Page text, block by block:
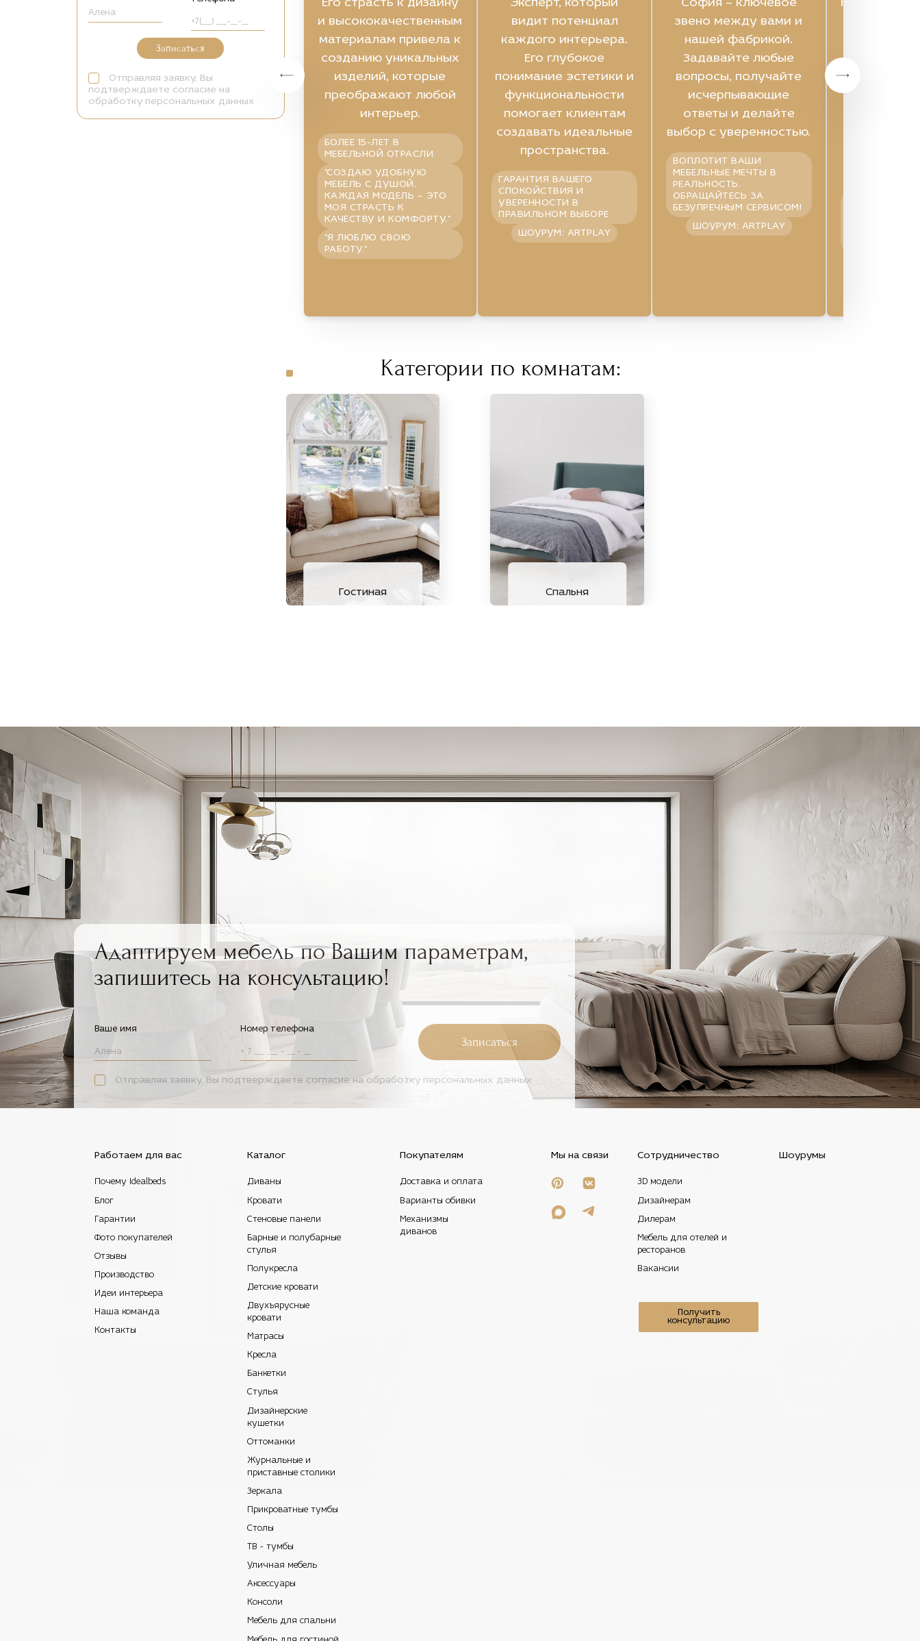
Записаться
Отправляя заявку, Вы
подтверждаете согласие на
обработку персональных данных
Его страсть к дизайну
и высококачественным
материалам привела к
созданию уникальных
изделий, которые
преображают любой
интерьер.
БОЛЕЕ 15-ЛЕТ В
МЕБЕЛЬНОЙ ОТРАСЛИ
"СОЗДАЮ УДОБНУЮ
МЕБЕЛЬ С ДУШОЙ.
КАЖДАЯ МОДЕЛЬ – ЭТО
МОЯ СТРАСТЬ К
КАЧЕСТВУ И КОМФОРТУ."
"Я ЛЮБЛЮ СВОЮ
РАБОТУ."
Эксперт, который
видит потенциал
каждого интерьера.
Его глубокое
понимание эстетики и
функциональности
помогает клиентам
создавать идеальные
пространства.
ГАРАНТИЯ ВАШЕГО
СПОКОЙСТВИЯ И
УВЕРЕННОСТИ В
ПРАВИЛЬНОМ ВЫБОРЕ
ШОУРУМ: ARTPLAY
София – ключевое
звено между вами и
нашей фабрикой.
Задавайте любые
вопросы, получайте
исчерпывающие
ответы и делайте
выбор с уверенностью.
ВОПЛОТИТ ВАШИ
МЕБЕЛЬНЫЕ МЕЧТЫ В
РЕАЛЬНОСТЬ.
ОБРАЩАЙТЕСЬ ЗА
БЕЗУПРЕЧНЫМ СЕРВИСОМ!
ШОУРУМ: ARTPLAY
Категории по комнатам:
Гостиная Спальня
Адаптируем мебель по Вашим параметрам,
запишитесь на консультацию!
Ваше имя Номер телефона
Записаться
Отправляя заявку, Вы подтверждаете согласие на обработку персональных данных
Работаем для вас
Почему Idealbeds
Блог
Гарантии
Фото покупателей
Отзывы
Производство
Идеи интерьера
Наша команда
Контакты
Каталог
Диваны
Кровати
Стеновые панели
Барные и полубарные
стулья
Полукресла
Детские кровати
Двухъярусные
кровати
Матрасы
Кресла
Банкетки
Стулья
Дизайнерские
кушетки
Оттоманки
Журнальные и
приставные столики
Зеркала
Прикроватные тумбы
Столы
ТВ - тумбы
Уличная мебель
Аксессуары
Консоли
Мебель для спальни
Покупателям
Доставка и оплата
Варианты обивки
Механизмы
диванов
Мы на связи Сотрудничество
3D модели
Дизайнерам
Дилерам
Мебель для отелей и
ресторанов
Вакансии
Получить
консультацию
Шоурумы